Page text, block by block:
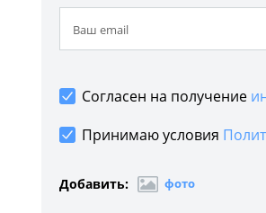
Согласен на получение
Принимаю условия
Добавить: фото